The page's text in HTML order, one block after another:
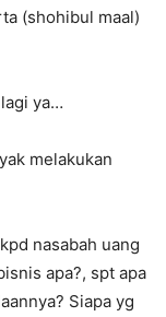
(shohibul maal)
ya…
melakukan
nasabah uang
apa?, spt apa
Siapa yg